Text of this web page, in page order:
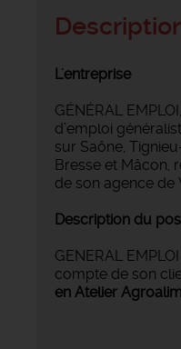
L'entreprise
GÉNÉRAL
d’emploi
sur Saône,
Bresse et Mâcon,
de son agence
Description du
GENERAL
compte de son
en Atelier